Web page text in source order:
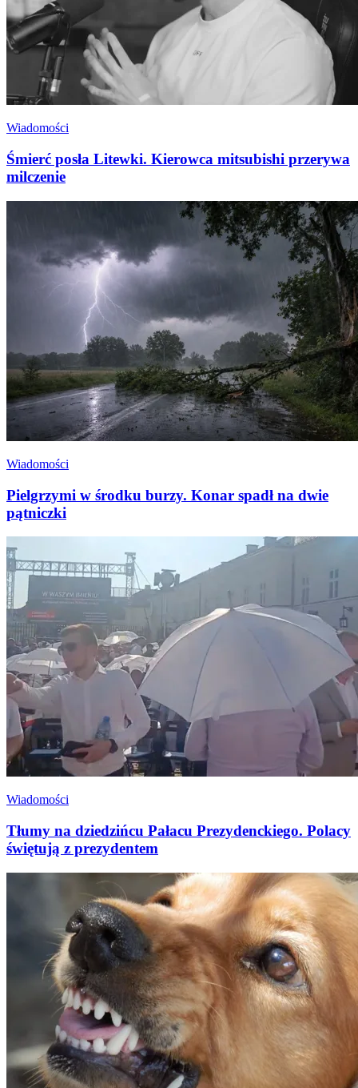
Wiadomości
Śmierć posła Litewki. Kierowca mitsubishi przerywa
milczenie
Wiadomości
Pielgrzymi w środku burzy. Konar spadł na dwie
pątniczki
Wiadomości
Tłumy na dziedzińcu Pałacu Prezydenckiego. Polacy
świętują z prezydentem